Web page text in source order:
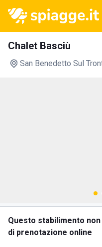
Chalet Basciù
San Benedetto Sul
Questo stabilimento
di prenotazione online